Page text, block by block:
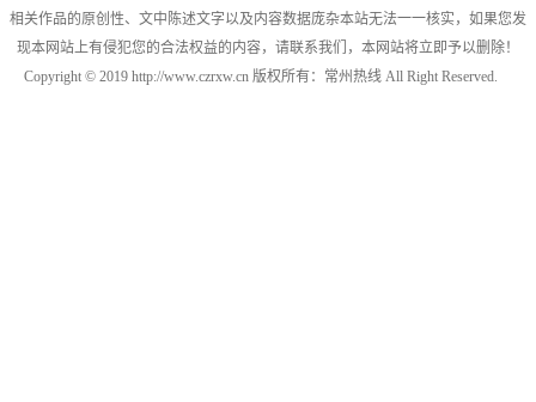
相关作品的原创性、文中陈述文字以及内容数据庞杂本站无法一一核实，如果您发
现本网站上有侵犯您的合法权益的内容，请联系我们，本网站将立即予以删除！
Copyright © 2019 http://www.czrxw.cn 版权所有：常州热线 All Right Reserved.